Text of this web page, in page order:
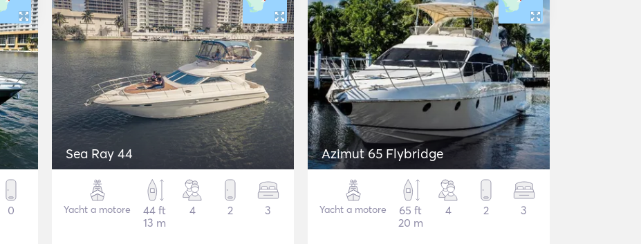
0
Sea Ray 44
Yacht a motore
44 ft
13 m
4 2 3
Azimut 65 Flybridge
Yacht a motore
65 ft
20 m
4 2 3